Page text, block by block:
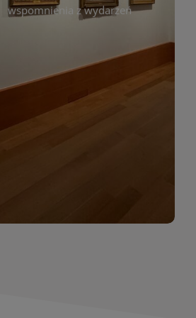
wspomnienia z wydarzeń
czytelników. Regularnie dodajemy
powrócić do wyjątkowych
momentów. Zapraszamy do
obejrzenia, wspominania i
inspirowania się!